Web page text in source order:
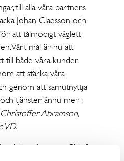
till alla våra partners
Johan Claesson och
att tålmodigt väglett
Vårt mål är nu att
till både våra kunder
att stärka våra
genom att samutnyttja
tjänster ännu mer i
Abramson,
VD.
rollen som Chief